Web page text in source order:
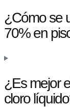
¿Cómo se
70% en
¿Es mejor
cloro